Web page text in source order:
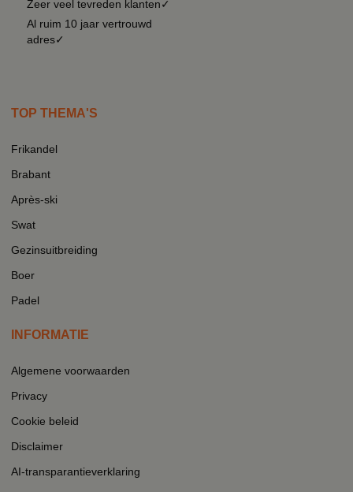
Zeer veel tevreden klanten✓
Al ruim 10 jaar vertrouwd
adres✓
TOP THEMA'S
Frikandel
Brabant
Après-ski
Swat
Gezinsuitbreiding
Boer
Padel
INFORMATIE
Algemene voorwaarden
Privacy
Cookie beleid
Disclaimer
AI-transparantieverklaring